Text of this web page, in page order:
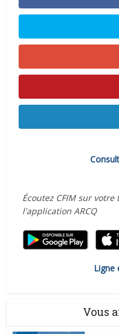
Écoutez CFIM sur
l'application ARCQ
Ligne
Vous